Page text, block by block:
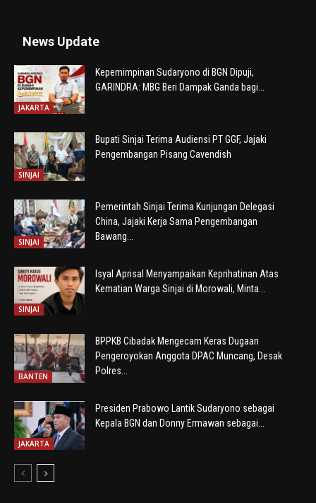
News Update
JAKARTA
Kepemimpinan Sudaryono di BGN Dipuji,
GARINDRA: MBG Beri Dampak Ganda bagi...
SINJAI
Bupati Sinjai Terima Audiensi PT GGF, Jajaki
Pengembangan Pisang Cavendish
SINJAI
Pemerintah Sinjai Terima Kunjungan Delegasi
China, Jajaki Kerja Sama Pengembangan
Bawang...
SINJAI
Isyal Aprisal Menyampaikan Keprihatinan Atas
Kematian Warga Sinjai di Morowali, Minta...
BANTEN
BPPKB Cibadak Mengecam Keras Dugaan
Pengeroyokan Anggota DPAC Muncang, Desak
Polres...
JAKARTA
Presiden Prabowo Lantik Sudaryono sebagai
Kepala BGN dan Donny Ermawan sebagai...